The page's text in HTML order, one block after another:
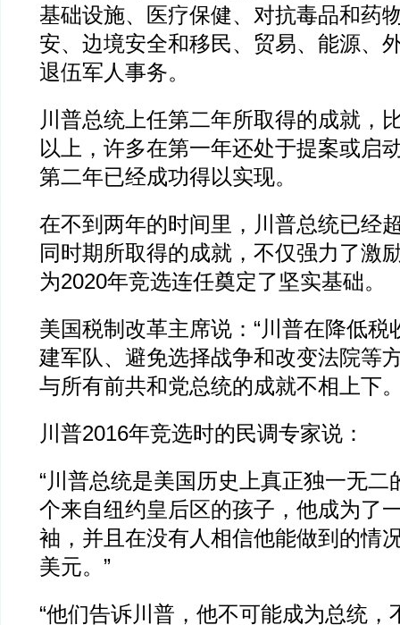
基础设施、医疗保健、对抗毒品和药
安、边境安全和移民、贸易、能源、
退伍军人事务。
川普总统上任第二年所取得的成就，
以上，许多在第一年还处于提案或启
第二年已经成功得以实现。
在不到两年的时间里，川普总统已经
同时期所取得的成就，不仅强力了激
为2020年竞选连任奠定了坚实基础。
美国税制改革主席说：“川普在降低税
建军队、避免选择战争和改变法院等
与所有前共和党总统的成就不相上下
川普2016年竞选时的民调专家说：
“川普总统是美国历史上真正独一无二
个来自纽约皇后区的孩子，他成为了
袖，并且在没有人相信他能做到的情
美元。”
“他们告诉川普，他不可能成为总统，